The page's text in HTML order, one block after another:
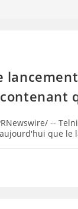
--
que